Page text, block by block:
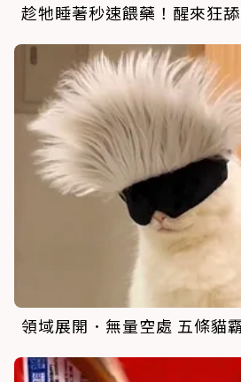
趁牠睡著秒速餵藥！醒來狂
領域展開．無量空處 五條貓